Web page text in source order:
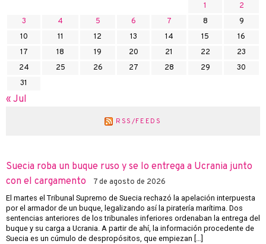
1
2
3
4 5 6 7 8
9
10
11 12 13 14 15
16
17
18 19 20 21 22
23
24
25 26 27 28 29
30
31
« Jul
RSS/FEEDS
Suecia roba un buque ruso y se lo entrega a Ucrania junto
con el cargamento
7 de agosto de 2026
El martes el Tribunal Supremo de Suecia rechazó la apelación interpuesta
por el armador de un buque, legalizando así la piratería marítima. Dos
sentencias anteriores de los tribunales inferiores ordenaban la entrega del
buque y su carga a Ucrania. A partir de ahí, la información procedente de
Suecia es un cúmulo de despropósitos, que empiezan […]